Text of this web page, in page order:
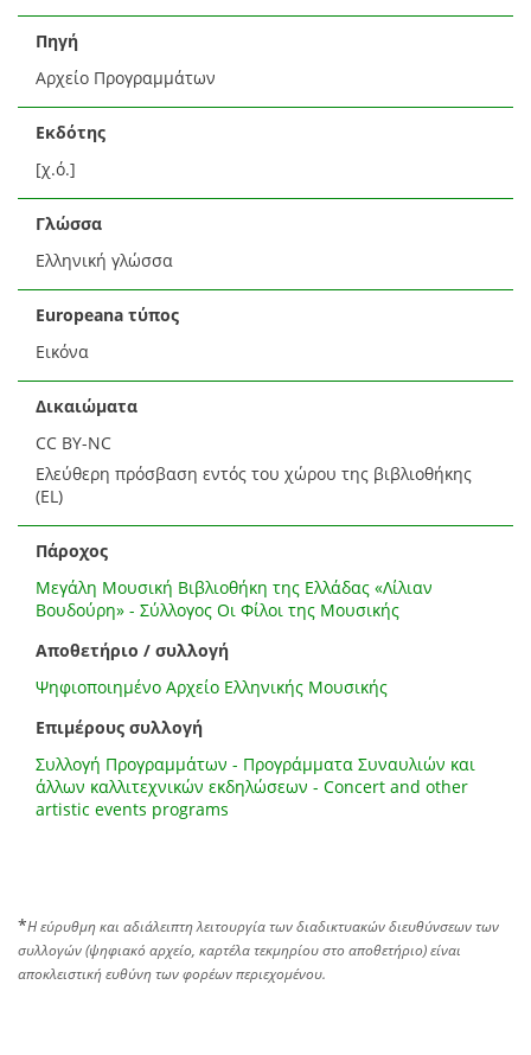
Πηγή
Αρχείο Προγραμμάτων
Εκδότης
[χ.ό.]
Γλώσσα
Ελληνική γλώσσα
Europeana τύπος
Εικόνα
Δικαιώματα
CC BY-NC
Ελεύθερη πρόσβαση εντός του χώρου της βιβλιοθήκης
(EL)
Πάροχος
Μεγάλη Μουσική Βιβλιοθήκη της Ελλάδας «Λίλιαν
Βουδούρη» - Σύλλογος Οι Φίλοι της Μουσικής
Αποθετήριο / συλλογή
Ψηφιοποιημένο Αρχείο Ελληνικής Μουσικής
Επιμέρους συλλογή
Συλλογή Προγραμμάτων - Προγράμματα Συναυλιών και
άλλων καλλιτεχνικών εκδηλώσεων - Concert and other
artistic events programs
*Η εύρυθμη και αδιάλειπτη λειτουργία των διαδικτυακών διευθύνσεων των
συλλογών (ψηφιακό αρχείο, καρτέλα τεκμηρίου στο αποθετήριο) είναι
αποκλειστική ευθύνη των φορέων περιεχομένου.